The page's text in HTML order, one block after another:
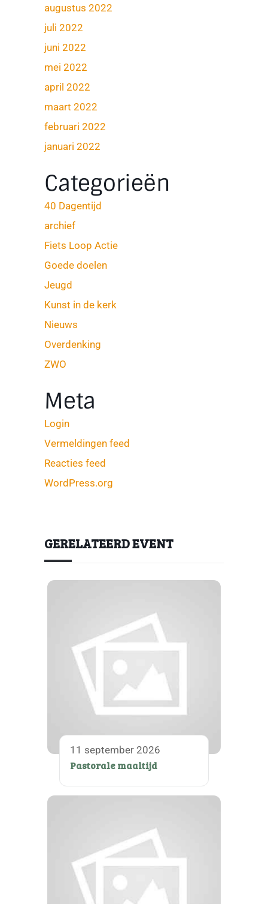
augustus 2022
juli 2022
juni 2022
mei 2022
april 2022
maart 2022
februari 2022
januari 2022
Categorieën
40 Dagentijd
archief
Fiets Loop Actie
Goede doelen
Jeugd
Kunst in de kerk
Nieuws
Overdenking
ZWO
Meta
Login
Vermeldingen feed
Reacties feed
WordPress.org
GERELATEERD EVENT
11 september 2026
Pastorale maaltijd